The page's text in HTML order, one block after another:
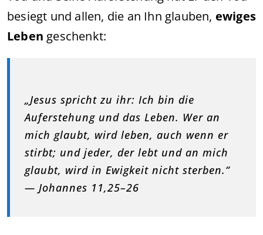
besiegt und allen, die an Ihn glauben, ewiges
Leben geschenkt:
„Jesus spricht zu ihr: Ich bin die
Auferstehung und das Leben. Wer an
mich glaubt, wird leben, auch wenn er
stirbt; und jeder, der lebt und an mich
glaubt, wird in Ewigkeit nicht sterben.“
— Johannes 11,25–26